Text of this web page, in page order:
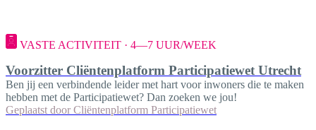
VASTE ACTIVITEIT · 4—7 UUR/WEEK
Voorzitter Cliëntenplatform Participatiewet Utrecht
Ben jij een verbindende leider met hart voor inwoners die te maken
hebben met de Participatiewet? Dan zoeken we jou!
Geplaatst door Cliëntenplatform Participatiewet